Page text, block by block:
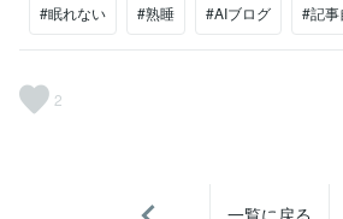
#眠れない #熟睡 #AIブログ #記事
2